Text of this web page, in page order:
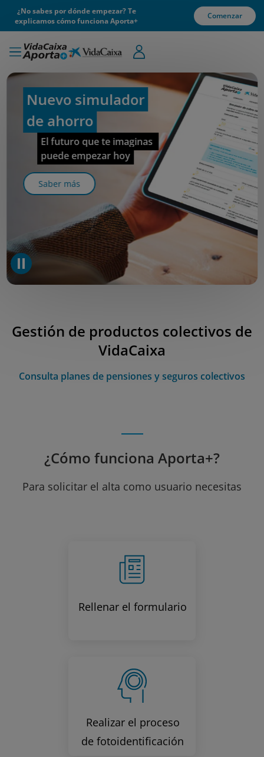
¿No sabes por dónde empezar? Te
explicamos cómo funciona Aporta+
Comenzar
Nuevo simulador
de ahorro
El futuro que te imaginas
puede empezar hoy
Saber más
Gestión de productos colectivos de
VidaCaixa
Consulta planes de pensiones y seguros colectivos
¿Cómo funciona Aporta+?
Para solicitar el alta como usuario necesitas
Rellenar el formulario
Realizar el proceso
de fotoidentificación